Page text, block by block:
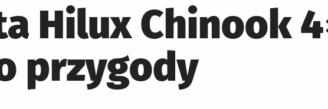
Hilux Chinook
przygody